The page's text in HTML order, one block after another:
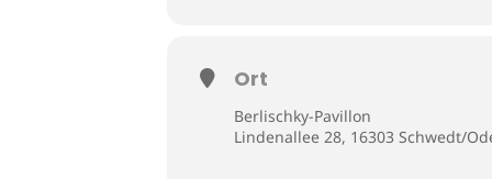
Tickets unter:tiefschoen4
Ort
Berlischky-Pavillon
Lindenallee 28, 16303 Schwedt/